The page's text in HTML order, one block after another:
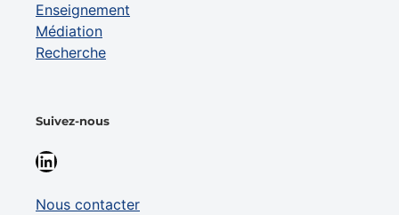
Enseignement
Médiation
Recherche
Suivez-nous
LinkedIn
Nous contacter